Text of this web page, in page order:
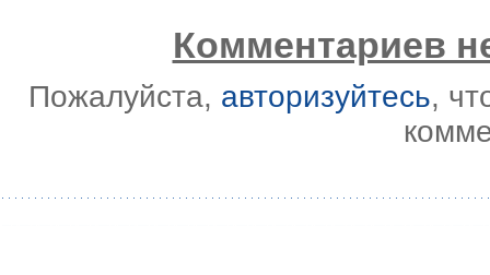
Комментариев
Пожалуйста, авторизуйтесь,